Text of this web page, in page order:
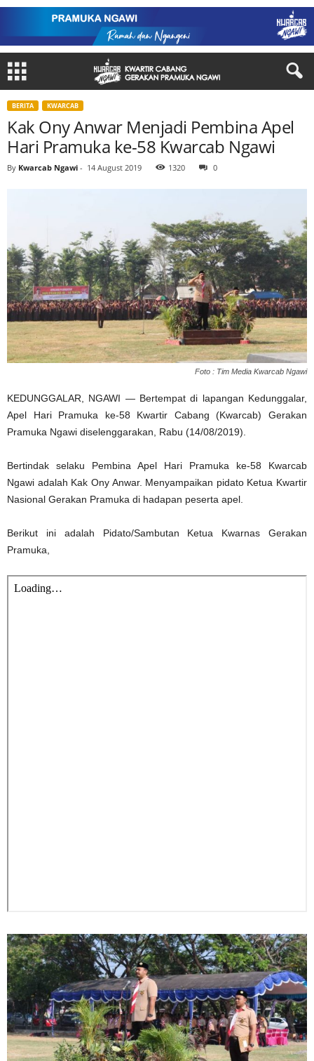
BERITA KWARCAB
Kak Ony Anwar Menjadi Pembina Apel
Hari Pramuka ke-58 Kwarcab Ngawi
By Kwarcab Ngawi - 14 August 2019 1320 0
Foto : Tim Media Kwarcab Ngawi
KEDUNGGALAR, NGAWI — Bertempat di lapangan Kedunggalar,
Apel Hari Pramuka ke-58 Kwartir Cabang (Kwarcab) Gerakan
Pramuka Ngawi diselenggarakan, Rabu (14/08/2019).
Bertindak selaku Pembina Apel Hari Pramuka ke-58 Kwarcab
Ngawi adalah Kak Ony Anwar. Menyampaikan pidato Ketua Kwartir
Nasional Gerakan Pramuka di hadapan peserta apel.
Berikut ini adalah Pidato/Sambutan Ketua Kwarnas Gerakan
Pramuka,